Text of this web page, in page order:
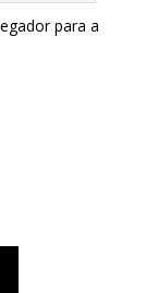
para a